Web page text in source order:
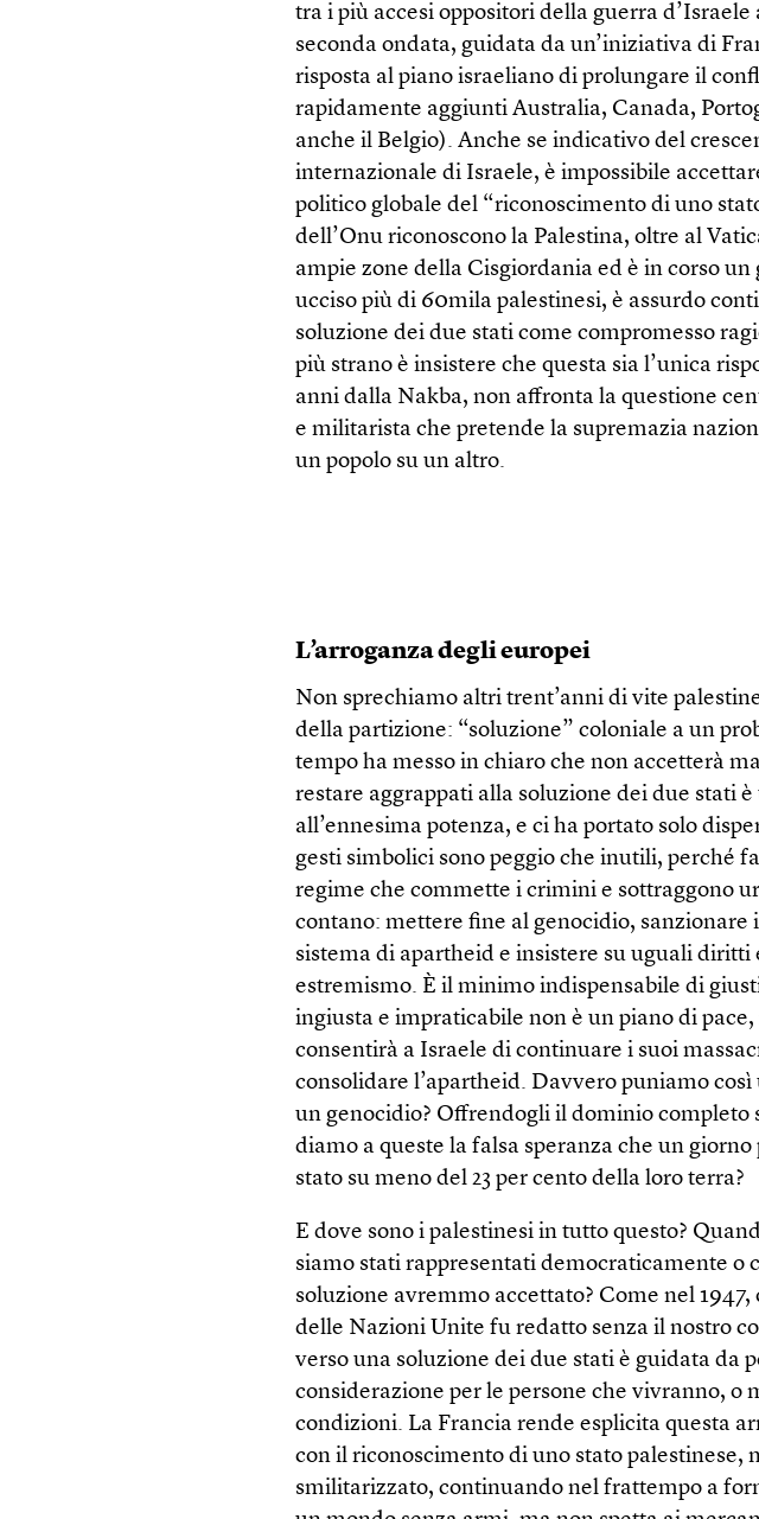
tra i più accesi oppositori della guerra d’Israele
seconda ondata, guidata da un’iniziativa di
risposta al piano israeliano di prolungare il
rapidamente aggiunti Australia, Canada,
anche il Belgio). Anche se indicativo del
internazionale di Israele, è impossibile
politico globale del “riconoscimento di uno
dell’Onu riconoscono la Palestina, oltre al
ampie zone della Cisgiordania ed è in corso un
ucciso più di 60mila palestinesi, è assurdo
soluzione dei due stati come compromesso
più strano è insistere che questa sia l’unica
anni dalla Nakba, non affronta la questione
e militarista che pretende la supremazia
un popolo su un altro.
L’arroganza degli europei
Non sprechiamo altri trent’anni di vite
della partizione: “soluzione” coloniale a un
tempo ha messo in chiaro che non accetterà
restare aggrappati alla soluzione dei due stati
all’ennesima potenza, e ci ha portato solo
gesti simbolici sono peggio che inutili, perché
regime che commette i crimini e sottraggono
contano: mettere fine al genocidio, sanzionare
sistema di apartheid e insistere su uguali
estremismo. È il minimo indispensabile di
ingiusta e impraticabile non è un piano di
consentirà a Israele di continuare i suoi
consolidare l’apartheid. Davvero puniamo
un genocidio? Offrendogli il dominio completo
diamo a queste la falsa speranza che un
stato su meno del 23 per cento della loro terra?
E dove sono i palestinesi in tutto questo?
siamo stati rappresentati democraticamente o
soluzione avremmo accettato? Come nel
delle Nazioni Unite fu redatto senza il nostro
verso una soluzione dei due stati è guidata da
considerazione per le persone che vivranno, o
condizioni. La Francia rende esplicita questa
con il riconoscimento di uno stato palestinese,
smilitarizzato, continuando nel frattempo a